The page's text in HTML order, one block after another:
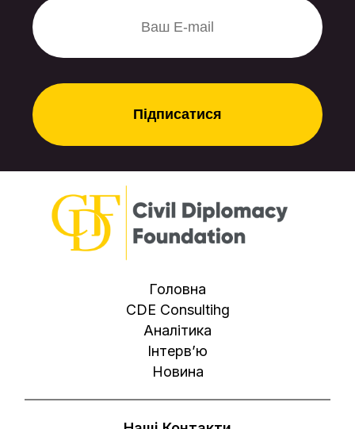
Головна
CDE Consultihg
Аналітика
Інтерв’ю
Новина